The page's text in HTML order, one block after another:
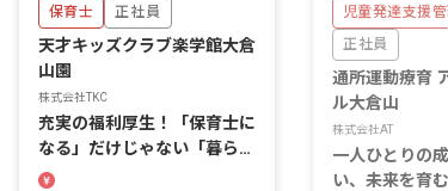
保育士 正社員
天才キッズクラブ楽学館大倉
山園
株式会社TKC
充実の福利厚生！「保育士に
なる」だけじゃない「暮らし
を変える」選択肢。
児童発達支援管
正社員
通所運動療育
ル大倉山
株式会社AT
一人ひとりの
い、未来を育